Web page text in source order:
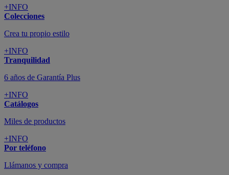
+INFO
Colecciones
Crea tu propio estilo
+INFO
Tranquilidad
6 años de Garantía Plus
+INFO
Catálogos
Miles de productos
+INFO
Por teléfono
Llámanos y compra